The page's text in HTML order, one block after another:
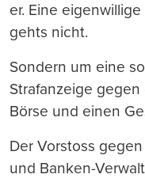
er. Eine
gehts nicht.
Sondern um eine
Strafanzeige
Börse und einen
Der Vorstoss
und Banken-